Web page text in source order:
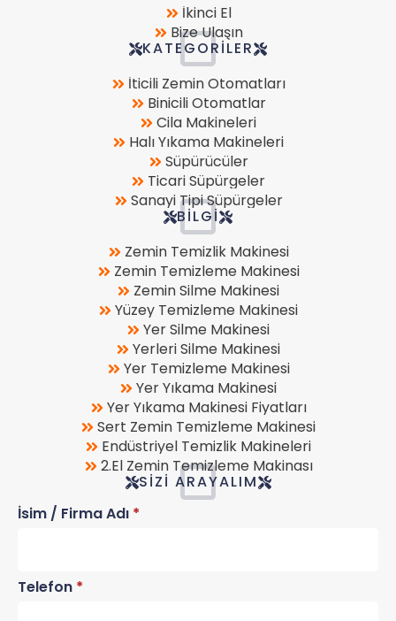
İkinci El
Bize Ulaşın
KATEGORILER
İticili Zemin Otomatları
Binicili Otomatlar
Cila Makineleri
Halı Yıkama Makineleri
Süpürücüler
Ticari Süpürgeler
Sanayi Tipi Süpürgeler
BILGI
Zemin Temizlik Makinesi
Zemin Temizleme Makinesi
Zemin Silme Makinesi
Yüzey Temizleme Makinesi
Yer Silme Makinesi
Yerleri Silme Makinesi
Yer Temizleme Makinesi
Yer Yıkama Makinesi
Yer Yıkama Makinesi Fiyatları
Sert Zemin Temizleme Makinesi
Endüstriyel Temizlik Makineleri
2.El Zemin Temizleme Makinası
SIZI ARAYALIM
İsim / Firma Adı *
Telefon *